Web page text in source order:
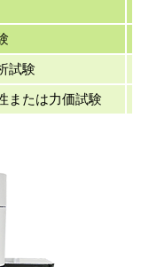
試験​
または力価試験